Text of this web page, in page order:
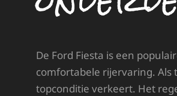
De Ford Fiesta is een
comfortabele rijervaring. Als
topconditie verkeert. Het